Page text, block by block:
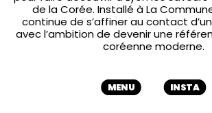
de la Corée. Installé à La
continue de s’affiner au contact
avec l’ambition de devenir une
coréenne moderne.
MENU INSTA